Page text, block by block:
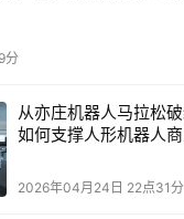
分
从亦庄机器人马拉松
如何支撑人形机器人
2026年04月24日 22点31分